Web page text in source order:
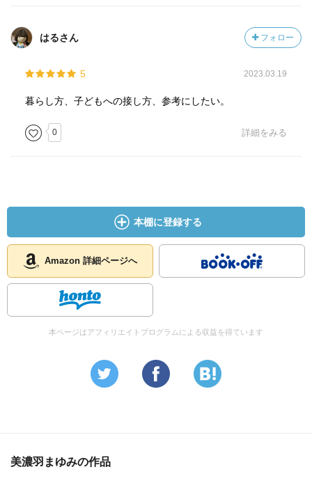
そんなときに介護が始まる。
そんなお母さんたちの気持ちは痛いほどにわかる。
っていうと。
本を読めと。笑
し、知見は広がるな。
行ってみたいことも、やってみたいことも本の中から出て
きたりもするし、
こんな人に会ってみたい。とか、こんなふうに考える人間
がいる。って知ってるだけで、かなり違う気もする。
まぁ、だから本読めって話でもないんだが、コミュニケー
って考えたら、人との付き合いがうまくいかないなら、と
はるさん フォロー
5 2023.03.19
暮らし方、子どもへの接し方、参考にしたい。
0 詳細をみる
本棚に登録する
Amazon 詳細ページへ
本ページはアフィリエイトプログラムによる収益を得ています
美濃羽まゆみの作品